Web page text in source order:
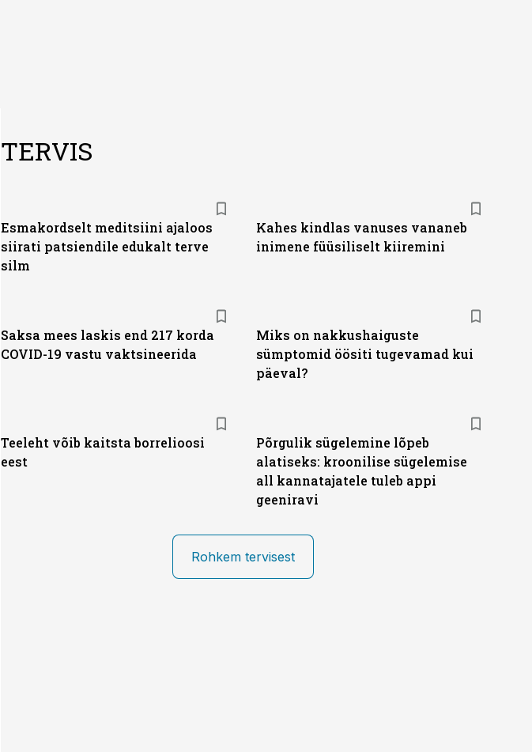
TERVIS
Esmakordselt meditsiini ajaloos
siirati patsiendile edukalt terve
silm
Kahes kindlas vanuses vananeb
inimene füüsiliselt kiiremini
Saksa mees laskis end 217 korda
COVID-19 vastu vaktsineerida
Miks on nakkushaiguste
sümptomid öösiti tugevamad kui
päeval?
Teeleht võib kaitsta borrelioosi
eest
Põrgulik sügelemine lõpeb
alatiseks: kroonilise sügelemise
all kannatajatele tuleb appi
geeniravi
Rohkem tervisest